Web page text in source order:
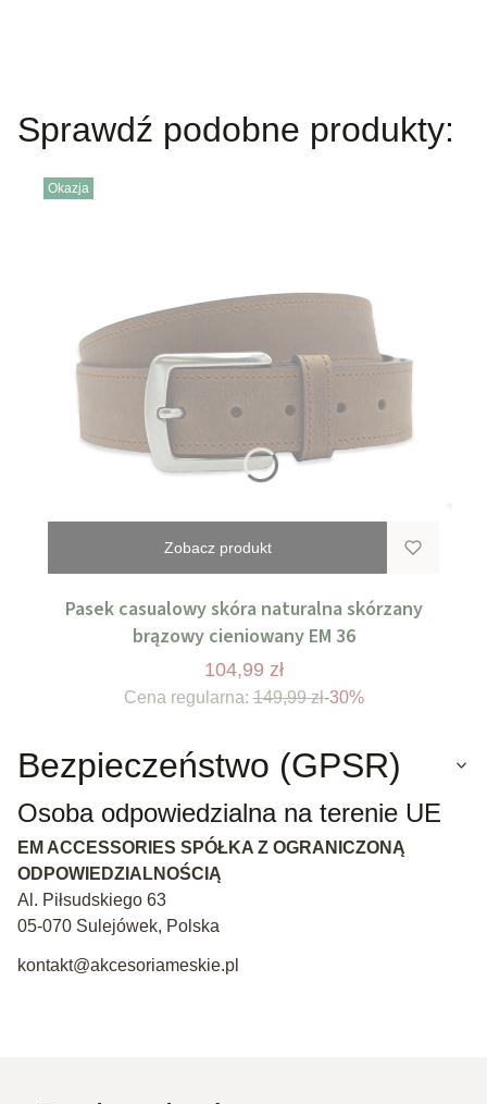
Sprawdź podobne produkty:
Okazja
Zobacz produkt
Pasek casualowy skóra naturalna skórzany
brązowy cieniowany EM 36
104,99 zł
Cena regularna: 149,99 zł-30%
Bezpieczeństwo (GPSR)
Osoba odpowiedzialna na terenie UE
EM ACCESSORIES SPÓŁKA Z OGRANICZONĄ
ODPOWIEDZIALNOŚCIĄ
Al. Piłsudskiego 63
05-070 Sulejówek, Polska
kontakt@akcesoriameskie.pl